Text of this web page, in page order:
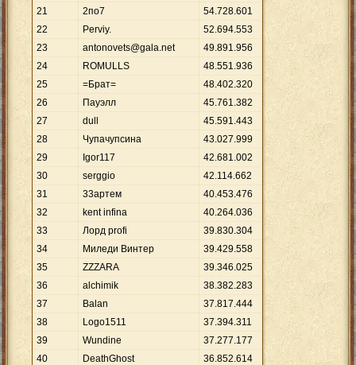
21
2по7 54.728.601
22
Perviy. 52.694.553
23
antonovets@gala.net 49.891.956
24
ROMULLS 48.551.936
25
=Брат= 48.402.320
26
Пауэлл 45.761.382
27
dull 45.591.443
28
Чупачупсина 43.027.999
29
Igor117 42.681.002
30
serggio 42.114.662
31
33артем 40.453.476
32
kent infina 40.264.036
33
Лорд profi 39.830.304
34
Миледи Винтер 39.429.558
35
ZZZARA 39.346.025
36
alchimik 38.382.283
37
Balan 37.817.444
38
Logo1511 37.394.311
39
Wundine 37.277.177
40
DeathGhost 36.852.614